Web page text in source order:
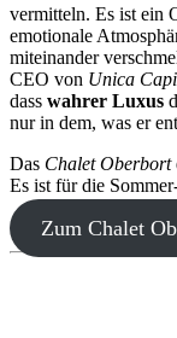
vermitteln. Es ist ein
emotionale
miteinander
CEO von Unica
dass wahrer Luxus
nur in dem, was er
Das Chalet Oberbort
Es ist für die
Zum Chalet